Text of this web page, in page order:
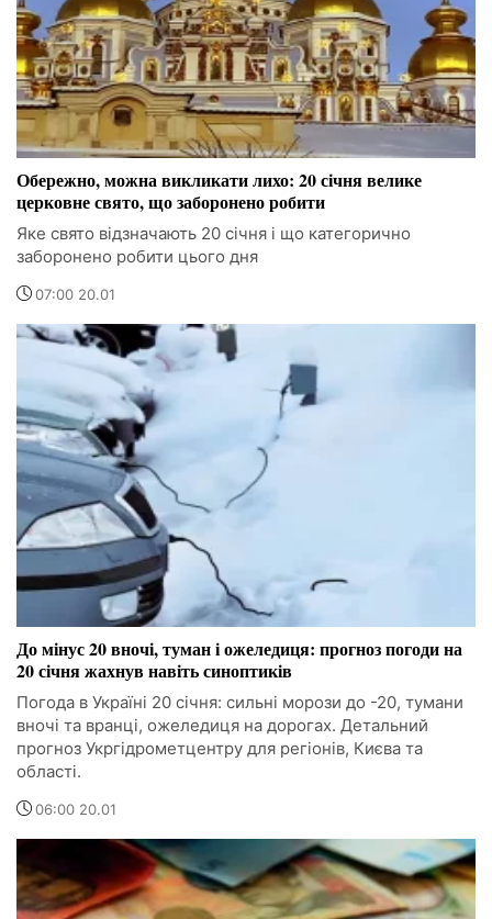
Обережно, можна викликати лихо: 20 січня велике
церковне свято, що заборонено робити
Яке свято відзначають 20 січня і що категорично
заборонено робити цього дня
07:00 20.01
До мінус 20 вночі, туман і ожеледиця: прогноз погоди на
20 січня жахнув навіть синоптиків
Погода в Україні 20 січня: сильні морози до -20, тумани
вночі та вранці, ожеледиця на дорогах. Детальний
прогноз Укргідрометцентру для регіонів, Києва та
області.
06:00 20.01